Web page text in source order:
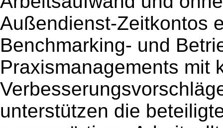
Außendienst-Zeitkontos
Benchmarking- und
Praxismanagements mit
unterstützen die